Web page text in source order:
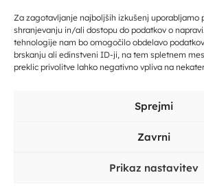
Za zagotavljanje najboljših izkušenj uporabljamo
shranjevanju in/ali dostopu do podatkov o
tehnologije nam bo omogočilo obdelavo
brskanju ali edinstveni ID-ji, na tem spletnem
preklic privolitve lahko negativno vpliva na
Sprejmi
Zavrni
Prikaz nastavitev
Kliknite, če želite sprejeti
trženje in omogočiti to
Vpišite svoj e-naslov